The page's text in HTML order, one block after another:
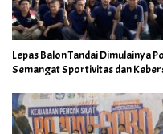
Lepas Balon Tandai Dimulainya
Semangat Sportivitas dan